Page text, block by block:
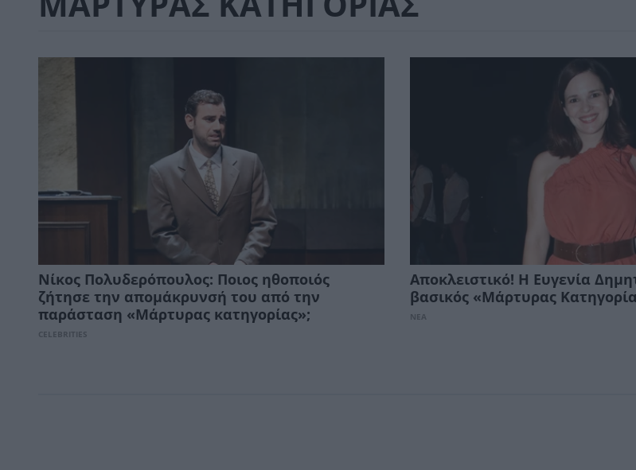
Νίκος Πολυδερόπουλος: Ποιος ηθοποιός
ζήτησε την απομάκρυνσή του από την
παράσταση «Μάρτυρας κατηγορίας»;
CELEBRITIES
Αποκλειστικό! Η Ευγενία
βασικός «Μάρτυρας
ΝΕΑ